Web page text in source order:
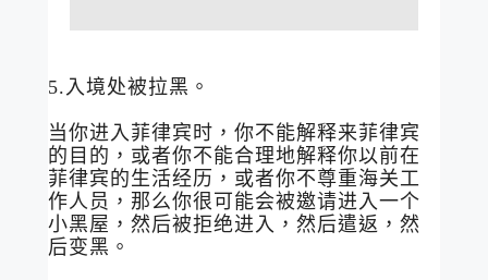
5.入境处被拉黑。
当你进入菲律宾时，你不能解释来菲律宾
的目的，或者你不能合理地解释你以前在
菲律宾的生活经历，或者你不尊重海关工
作人员，那么你很可能会被邀请进入一个
小黑屋，然后被拒绝进入，然后遣返，然
后变黑。